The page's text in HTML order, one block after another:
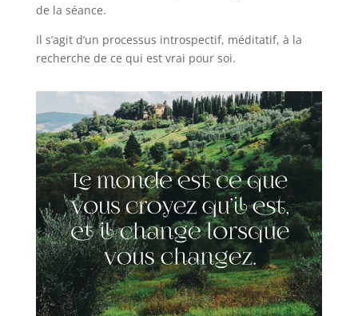
de la séance.
Il s’agit d’un processus introspectif, méditatif, à la
recherche de ce qui est vrai pour soi.